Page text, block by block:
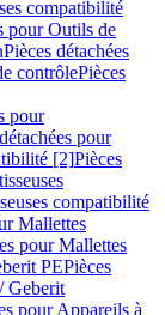
compatibilité
pour Outils de
Pièces détachées
contrôlePièces
pour
pour
[2]Pièces
compatibilité
Mallettes
pour Mallettes
PEPièces
Geberit
pour Appareils à